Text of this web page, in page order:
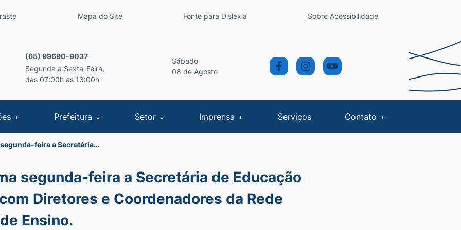
de acessibilidade
Mapa do Site Fonte para Dislexia Sobre Acessibilidade
(65) 99690-9037
Segunda a Sexta-Feira,
das 07:00h as 13:00h
Sábado
08 de Agosto
Prefeitura Setor Imprensa Serviços Contato
feira a Secretária…
segunda-feira a Secretária de Educação
Diretores e Coordenadores da Rede
Ensino.